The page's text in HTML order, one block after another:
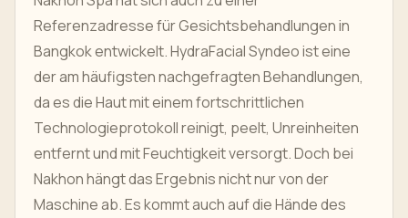
Referenzadresse für Gesichtsbehandlungen in
Bangkok entwickelt. HydraFacial Syndeo ist eine
der am häufigsten nachgefragten Behandlungen,
da es die Haut mit einem fortschrittlichen
Technologieprotokoll reinigt, peelt, Unreinheiten
entfernt und mit Feuchtigkeit versorgt. Doch bei
Nakhon hängt das Ergebnis nicht nur von der
Maschine ab. Es kommt auch auf die Hände des